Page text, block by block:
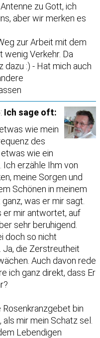
zu Gott, ich
aber wir merken es
zur Arbeit mit dem
wenig Verkehr. Da
dazu :) - Hat mich auch
Ich sage oft:
wie mein
des
wie ein
erzähle Ihm von
meine Sorgen und
Schönen in meinem
was er mir sagt.
er mir antwortet, auf
sehr beruhigend.
doch so nicht
die Zerstreutheit
Auch davon rede
ich ganz direkt, dass Er
bin
mir mein Schatz sel.
Lebendigen